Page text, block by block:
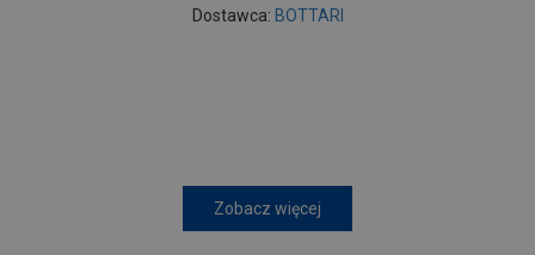
Dostawca: BOTTARI
Zobacz więcej